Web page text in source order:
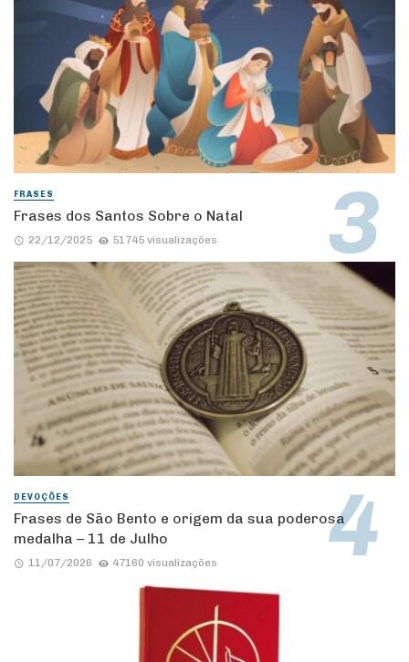
FRASES
Frases dos Santos Sobre o Natal
22/12/2025 51745 visualizações
DEVOÇÕES
Frases de São Bento e origem da sua poderosa
medalha – 11 de Julho
11/07/2026 47160 visualizações